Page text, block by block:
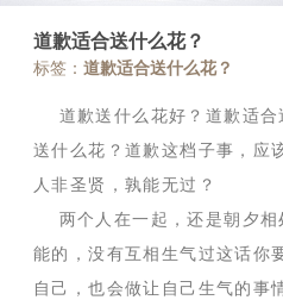
道歉适合送什么花？
标签： 道歉适合送什么花？
道歉送什么花好？道歉适合
送什么花？道歉这档子事，应
人非圣贤，孰能无过？
两个人在一起，还是朝夕相
能的，没有互相生气过这话你
自己，也会做让自己生气的事